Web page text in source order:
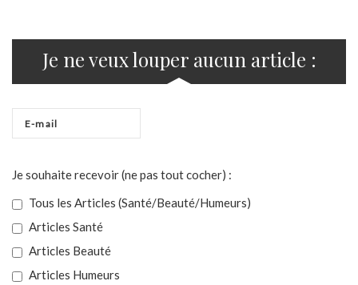
Je ne veux louper aucun article :
Je souhaite recevoir (ne pas tout cocher) :
Tous les Articles (Santé/Beauté/Humeurs)
Articles Santé
Articles Beauté
Articles Humeurs